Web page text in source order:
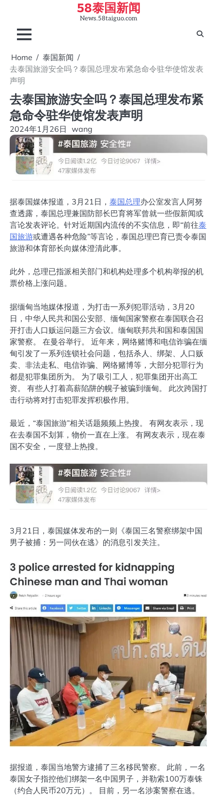
content
58泰国新闻
News.58taiguo.com
Home
泰国新闻
去泰国旅游安全吗？泰国总理发布紧急命令驻华使馆发表
声明
去泰国旅游安全吗？泰国总理发布紧
急命令驻华使馆发表声明
2024年1月26日 wang
据泰国媒体报道，3月21日， 泰国总理办公室发言人阿努
查透露，泰国总理兼国防部长巴育将军曾就一些假新闻或
言论发表评论。针对近期国内流传的不实信息，即“前往泰
国旅游或遭遇各种危险”等言论，泰国总理巴育已责令泰国
旅游和体育部长向媒体澄清此事。
此外，总理已指派相关部门和机构处理多个机构举报的机
票价格上涨问题。
据缅甸当地媒体报道，为打击一系列犯罪活动，3月20
日，中华人民共和国公安部、缅甸国家警察在泰国联合召
开打击人口贩运问题三方会议。缅甸联邦共和国和泰国国
家警察。 在曼谷举行。 近年来，网络赌博和电信诈骗在缅
甸引发了一系列连锁社会问题，包括杀人、绑架、人口贩
卖、非法走私、电信诈骗、网络赌博等，大部分犯罪行为
都是犯罪集团所为。 为了吸引工人，犯罪集团开出高工
资。 有些人打着高薪陷阱的幌子被骗到缅甸。 此次跨国打
击行动将对打击犯罪发挥积极作用。
最近，“泰国旅游”相关话题频频上热搜。 有网友表示，现
在去泰国不划算，物价一直在上涨。 有网友表示，现在泰
国不安全，一度登上热搜。
3月21日，泰国媒体发布的一则《泰国三名警察绑架中国
男子被捕：另一同伙在逃》的消息引发关注。
据报道，泰国当地警方逮捕了三名移民警察。 此前，一名
泰国女子指控他们绑架一名中国男子，并勒索100万泰铢
（约合人民币20万元）。 目前，另一名涉案警察在逃。